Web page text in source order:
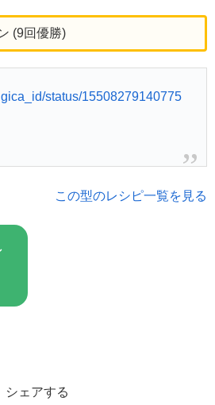
(9回優勝)
status/15508279140775
この型のレシピ一覧を見る
シェアする